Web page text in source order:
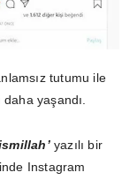
tutumu ile
yaşandı.
yazılı bir
Instagram